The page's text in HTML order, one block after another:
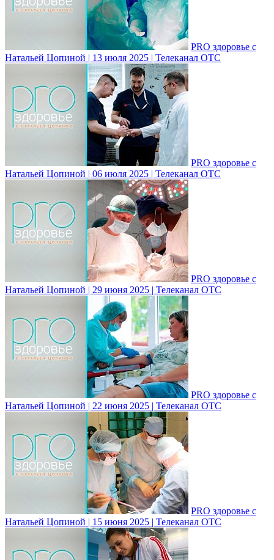
PRO здоровье с
Натальей Цопиной | 13 июля 2025 | Телеканал ОТС
PRO здоровье с
Натальей Цопиной | 06 июля 2025 | Телеканал ОТС
PRO здоровье с
Натальей Цопиной | 29 июня 2025 | Телеканал ОТС
PRO здоровье с
Натальей Цопиной | 22 июня 2025 | Телеканал ОТС
PRO здоровье с
Натальей Цопиной | 15 июня 2025 | Телеканал ОТС